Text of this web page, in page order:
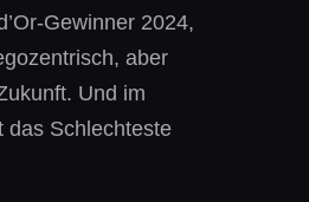
Gewinner 2024,
aber
Und im
das Schlechteste